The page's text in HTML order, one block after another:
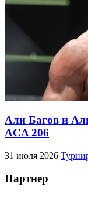
Али Багов и
ACA 206
31 июля 2026
Партнер